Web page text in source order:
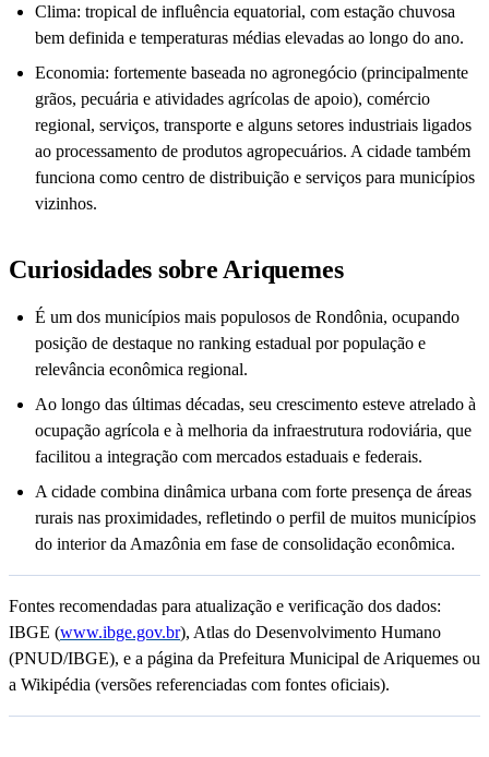
Clima: tropical de influência equatorial, com estação chuvosa
bem definida e temperaturas médias elevadas ao longo do ano.
Economia: fortemente baseada no agronegócio (principalmente
grãos, pecuária e atividades agrícolas de apoio), comércio
regional, serviços, transporte e alguns setores industriais ligados
ao processamento de produtos agropecuários. A cidade também
funciona como centro de distribuição e serviços para municípios
vizinhos.
Curiosidades sobre Ariquemes
É um dos municípios mais populosos de Rondônia, ocupando
posição de destaque no ranking estadual por população e
relevância econômica regional.
Ao longo das últimas décadas, seu crescimento esteve atrelado à
ocupação agrícola e à melhoria da infraestrutura rodoviária, que
facilitou a integração com mercados estaduais e federais.
A cidade combina dinâmica urbana com forte presença de áreas
rurais nas proximidades, refletindo o perfil de muitos municípios
do interior da Amazônia em fase de consolidação econômica.
Fontes recomendadas para atualização e verificação dos dados:
IBGE (www.ibge.gov.br), Atlas do Desenvolvimento Humano
(PNUD/IBGE), e a página da Prefeitura Municipal de Ariquemes ou
a Wikipédia (versões referenciadas com fontes oficiais).